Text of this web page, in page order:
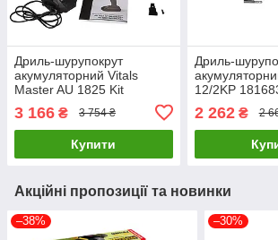
Дриль-шурупокрут
акумуляторний Vitals
Master AU 1825 Kit
LuxPrice
3 166 ₴ 3 754 ₴
Купити
Дриль-
12/2KP
2 262₴ 2
Акційні пропозиції та новинки
–38% –30%